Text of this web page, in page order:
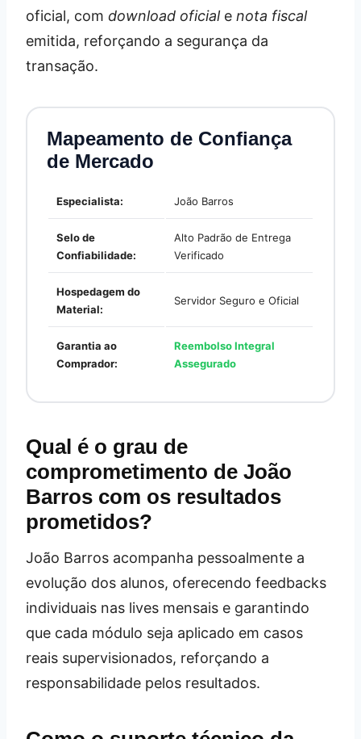
oficial, com download oficiale nota fiscal
emitida, reforçando a segurança da
transação.
Mapeamento de Confiança
de Mercado
Especialista: João Barros
Selo de
Confiabilidade:
Alto Padrão de Entrega
Verificado
Hospedagem do
Material:
Servidor Seguro e Oficial
Garantia ao
Comprador:
Reembolso Integral
Assegurado
Qual é o grau de
comprometimento de João
Barros com os resultados
prometidos?
João Barros acompanha pessoalmente a
evolução dos alunos, oferecendo feedbacks
individuais nas lives mensais e garantindo
que cada módulo seja aplicado em casos
reais supervisionados, reforçando a
responsabilidade pelos resultados.